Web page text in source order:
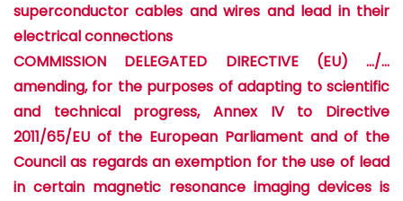
superconductor cables and wires and lead in their
electrical connections
COMMISSION DELEGATED DIRECTIVE (EU) …/…
amending, for the purposes of adapting to scientific
and technical progress, Annex IV to Directive
2011/65/EU of the European Parliament and of the
Council as regards an exemption for the use of lead
in certain magnetic resonance imaging devices is